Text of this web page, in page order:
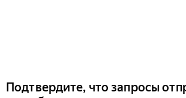
Подтвердите, что запросы